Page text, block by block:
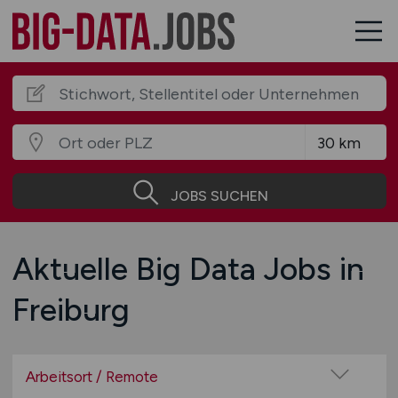
JOBS SUCHEN
Aktuelle Big Data Jobs in
Freiburg
Arbeitsort / Remote